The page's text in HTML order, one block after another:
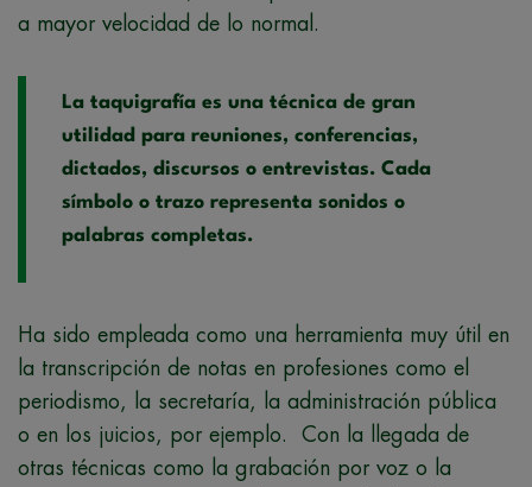
a mayor velocidad de lo normal.
La taquigrafía es una técnica de gran
utilidad para reuniones, conferencias,
dictados, discursos o entrevistas. Cada
símbolo o trazo representa sonidos o
palabras completas.
Ha sido empleada como una herramienta muy útil en
la transcripción de notas en profesiones como el
periodismo, la secretaría, la administración pública
o en los juicios, por ejemplo. Con la llegada de
otras técnicas como la grabación por voz o la